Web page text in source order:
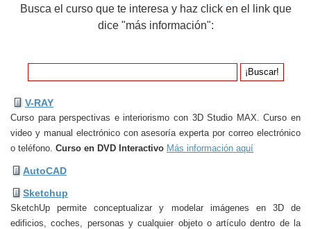
Busca el curso que te interesa y haz click en el link que
dice "más información":
V-RAY
Curso para perspectivas e interiorismo con 3D Studio MAX. Curso en
video y manual electrónico con asesoría experta por correo electrónico
o teléfono. Curso en DVD Interactivo Más información aquí
AutoCAD
Sketchup
SketchUp permite conceptualizar y modelar imágenes en 3D de
edificios, coches, personas y cualquier objeto o artículo dentro de la